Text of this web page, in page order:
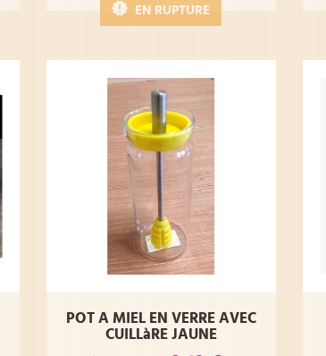
EN RUPTURE
POT A MIEL EN VERRE AVEC
CUILLàRE JAUNE